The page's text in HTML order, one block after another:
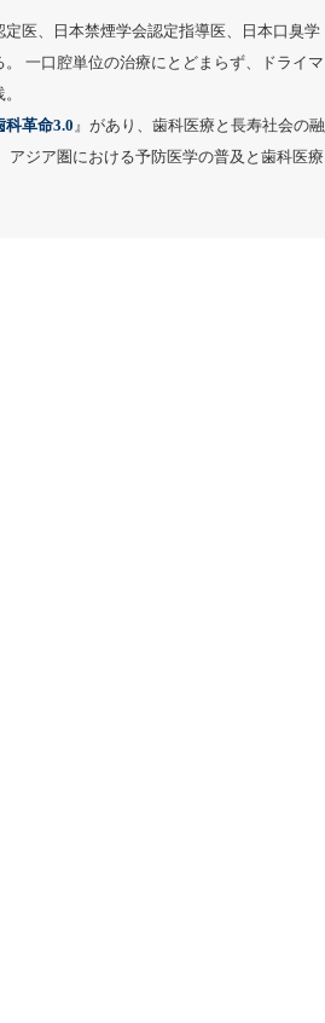
医、日本禁煙学会認定指導医、日本口臭学
一口腔単位の治療にとどまらず、ドライマ
科革命3.0』があり、歯科医療と長寿社会の融
ジア圏における予防医学の普及と歯科医療